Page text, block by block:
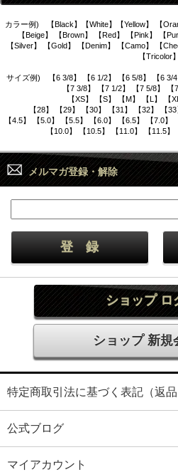
カラー例) 【Black】【White】【Yellow】 【
【Beige】 【Brown】 【Red】 【Pink】 【
【Silver】 【Gold】 【Denim】 【Camo】 【
【Tricolor】
サイズ例) 【6 3/8】 【6 1/2】 【6 5/8】 【6 3/4
【7 3/8】 【7 1/2】 【7 5/8】 【
【XS】 【S】 【M】 【L】 【
【28】 【29】 【30】 【31】 【32】 【
【4.5】 【5.0】 【5.5】 【6.0】 【6.5】 【7.0】
【10.0】 【10.5】 【11.0】 【11.5】
メルマガ登録・解除
ショップ ロ
ショップ 新規
特定商取引法に基づく表記（返品
公式ブログ
マイアカウント